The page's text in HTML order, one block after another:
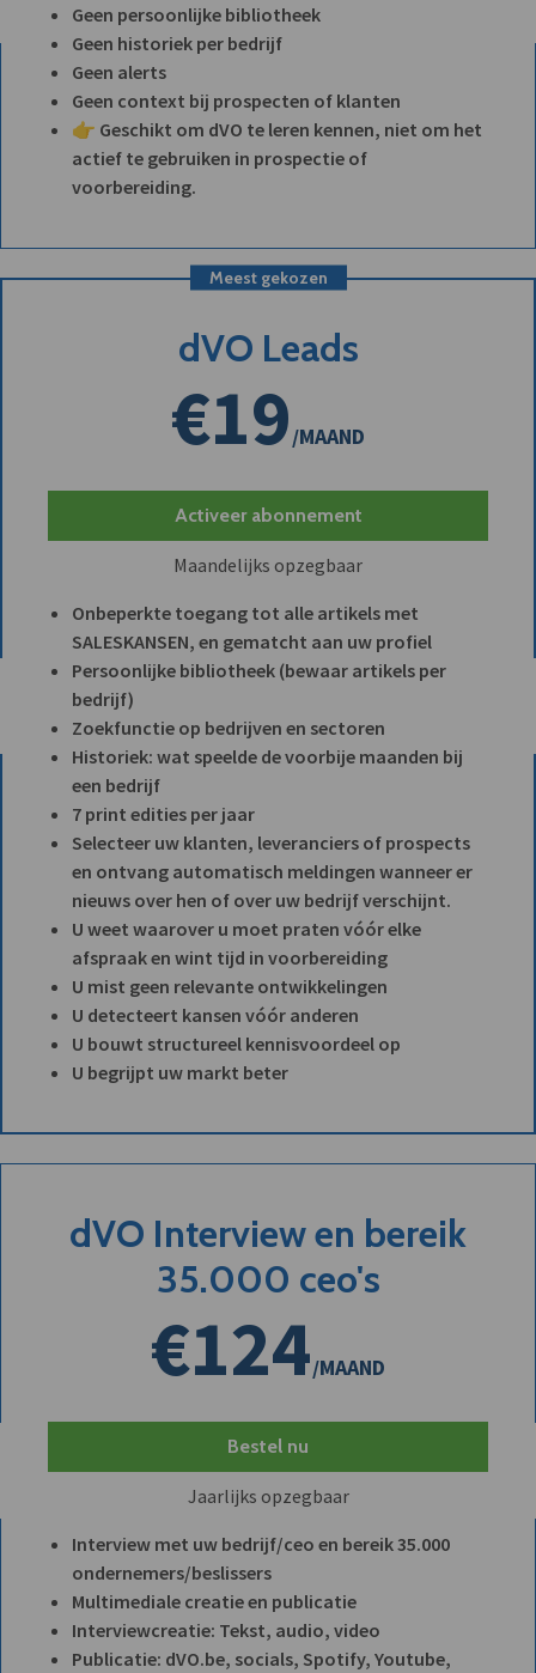
Geen persoonlijke bibliotheek
Geen historiek per bedrijf
Geen alerts
Geen context bij prospecten of klanten
👉 Geschikt om dVO te leren kennen, niet om het
actief te gebruiken in prospectie of
voorbereiding.
Meest gekozen
dVO Leads
€19/MAAND
Activeer abonnement
Maandelijks opzegbaar
Onbeperkte toegang tot alle artikels met
SALESKANSEN, en gematcht aan uw profiel
Persoonlijke bibliotheek (bewaar artikels per
bedrijf)
Zoekfunctie op bedrijven en sectoren
Historiek: wat speelde de voorbije maanden bij
een bedrijf
7 print edities per jaar
Selecteer uw klanten, leveranciers of prospects
en ontvang automatisch meldingen wanneer er
nieuws over hen of over uw bedrijf verschijnt.
U weet waarover u moet praten vóór elke
afspraak en wint tijd in voorbereiding
U mist geen relevante ontwikkelingen
U detecteert kansen vóór anderen
U bouwt structureel kennisvoordeel op
U begrijpt uw markt beter
dVO Interview en bereik
35.000 ceo's
€124/MAAND
Bestel nu
Jaarlijks opzegbaar
Interview met uw bedrijf/ceo en bereik 35.000
ondernemers/beslissers
Multimediale creatie en publicatie
Interviewcreatie: Tekst, audio, video
Publicatie: dVO.be, socials, Spotify, Youtube,